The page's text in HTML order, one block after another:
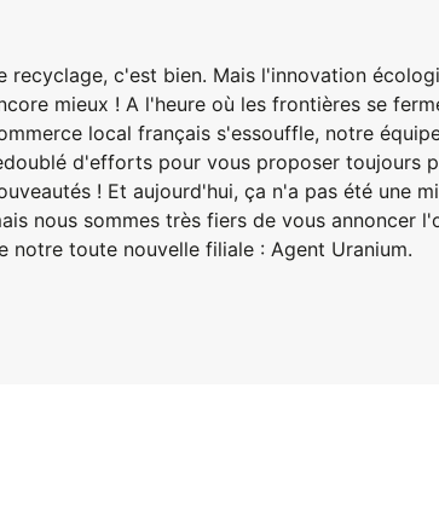
recyclage, c'est bien. Mais l'innovation
mieux ! A l'heure où les frontières se
local français s'essouffle, notre
d'efforts pour vous proposer toujours
! Et aujourd'hui, ça n'a pas été une
nous sommes très fiers de vous annoncer
notre toute nouvelle filiale : Agent Uranium.